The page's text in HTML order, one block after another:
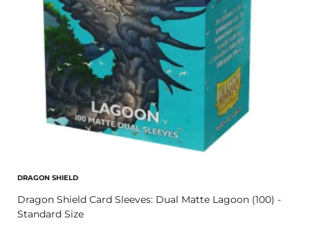
DRAGON SHIELD
Dragon Shield Card Sleeves: Dual Matte Lagoon (100) -
Standard Size